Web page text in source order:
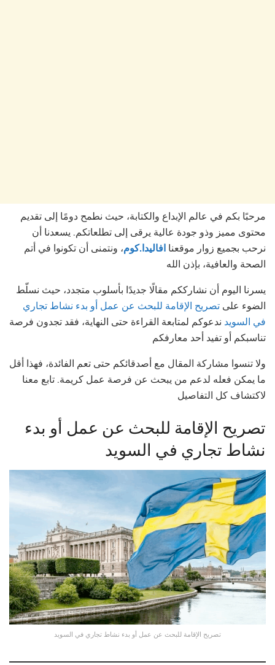
مرحبًا بكم في عالم الإبداع والكتابة، حيث نطمح دومًا إلى تقديم
محتوى مميز وذو جودة عالية يرقى إلى تطلعاتكم. يسعدنا أن
نرحب بجميع زوار موقعنا افاليدا.كوم، ونتمنى أن تكونوا في أتم
الصحة والعافية، بإذن الله
يسرنا اليوم أن نشارككم مقالًا جديدًا بأسلوب متجدد، حيث نسلّط
الضوء على تصريح الإقامة للبحث عن عمل أو بدء نشاط تجاري
في السويد ندعوكم لمتابعة القراءة حتى النهاية، فقد تجدون فرصة
تناسبكم أو تفيد أحد معارفكم
ولا تنسوا مشاركة المقال مع أصدقائكم حتى تعم الفائدة، فهذا أقل
ما يمكن فعله لدعم من يبحث عن فرصة عمل كريمة. تابع معنا
لاكتشاف كل التفاصيل
تصريح الإقامة للبحث عن عمل أو بدء
نشاط تجاري في السويد
تصريح الإقامة للبحث عن عمل أو بدء نشاط تجاري في السويد